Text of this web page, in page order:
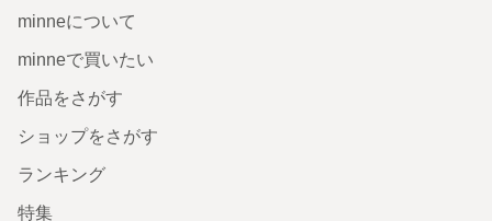
minneについて
minneで買いたい
作品をさがす
ショップをさがす
ランキング
特集